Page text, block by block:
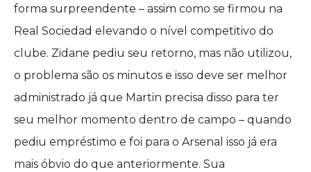
forma surpreendente – assim como se firmou na
Real Sociedad elevando o nível competitivo do
clube. Zidane pediu seu retorno, mas não utilizou,
o problema são os minutos e isso deve ser melhor
administrado já que Martin precisa disso para ter
seu melhor momento dentro de campo – quando
pediu empréstimo e foi para o Arsenal isso já era
mais óbvio do que anteriormente. Sua